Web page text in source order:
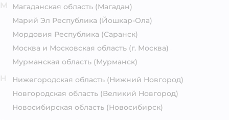
Магаданская область (Магадан)
Марий Эл Республика (Йошкар-Ола)
Мордовия Республика (Саранск)
Москва и Московская область (г. Москва)
Мурманская область (Мурманск)
Нижегородская область (Нижний Новгород)
Новгородская область (Великий Новгород)
Новосибирская область (Новосибирск)